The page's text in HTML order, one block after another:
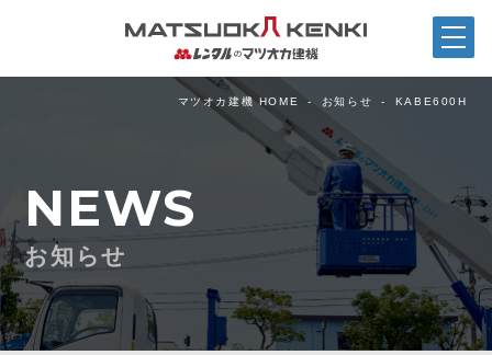
マツオカ建機 HOME お知らせ KABE600H
NEWS
お知らせ